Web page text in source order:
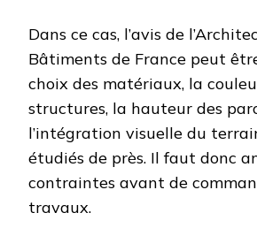
Dans ce cas, l’avis de
Bâtiments de France peut
choix des matériaux, la
structures, la hauteur des
l’intégration visuelle du
étudiés de près. Il faut donc
contraintes avant de
travaux.